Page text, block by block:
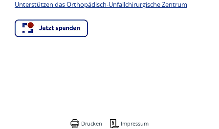
Unterstützen das Orthopädisch-Unfallchirurgische Zentrum
Drucken Impressum